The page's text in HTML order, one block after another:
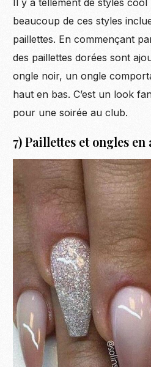
Il y a tellement de styles cool
beaucoup de ces styles
paillettes. En commençant
des paillettes dorées sont
ongle noir, un ongle
haut en bas. C’est un look
pour une soirée au club.
7) Paillettes et ongles